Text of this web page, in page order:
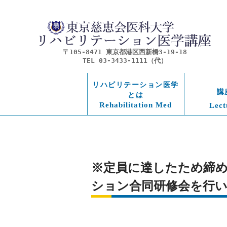
〒105-8471 東京都港区西新橋3-19-18
TEL 03-3433-1111（代）
リハビリテーション医学
とは
Rehabilitation Med
講
※定員に達したため締
ション合同研修会を行